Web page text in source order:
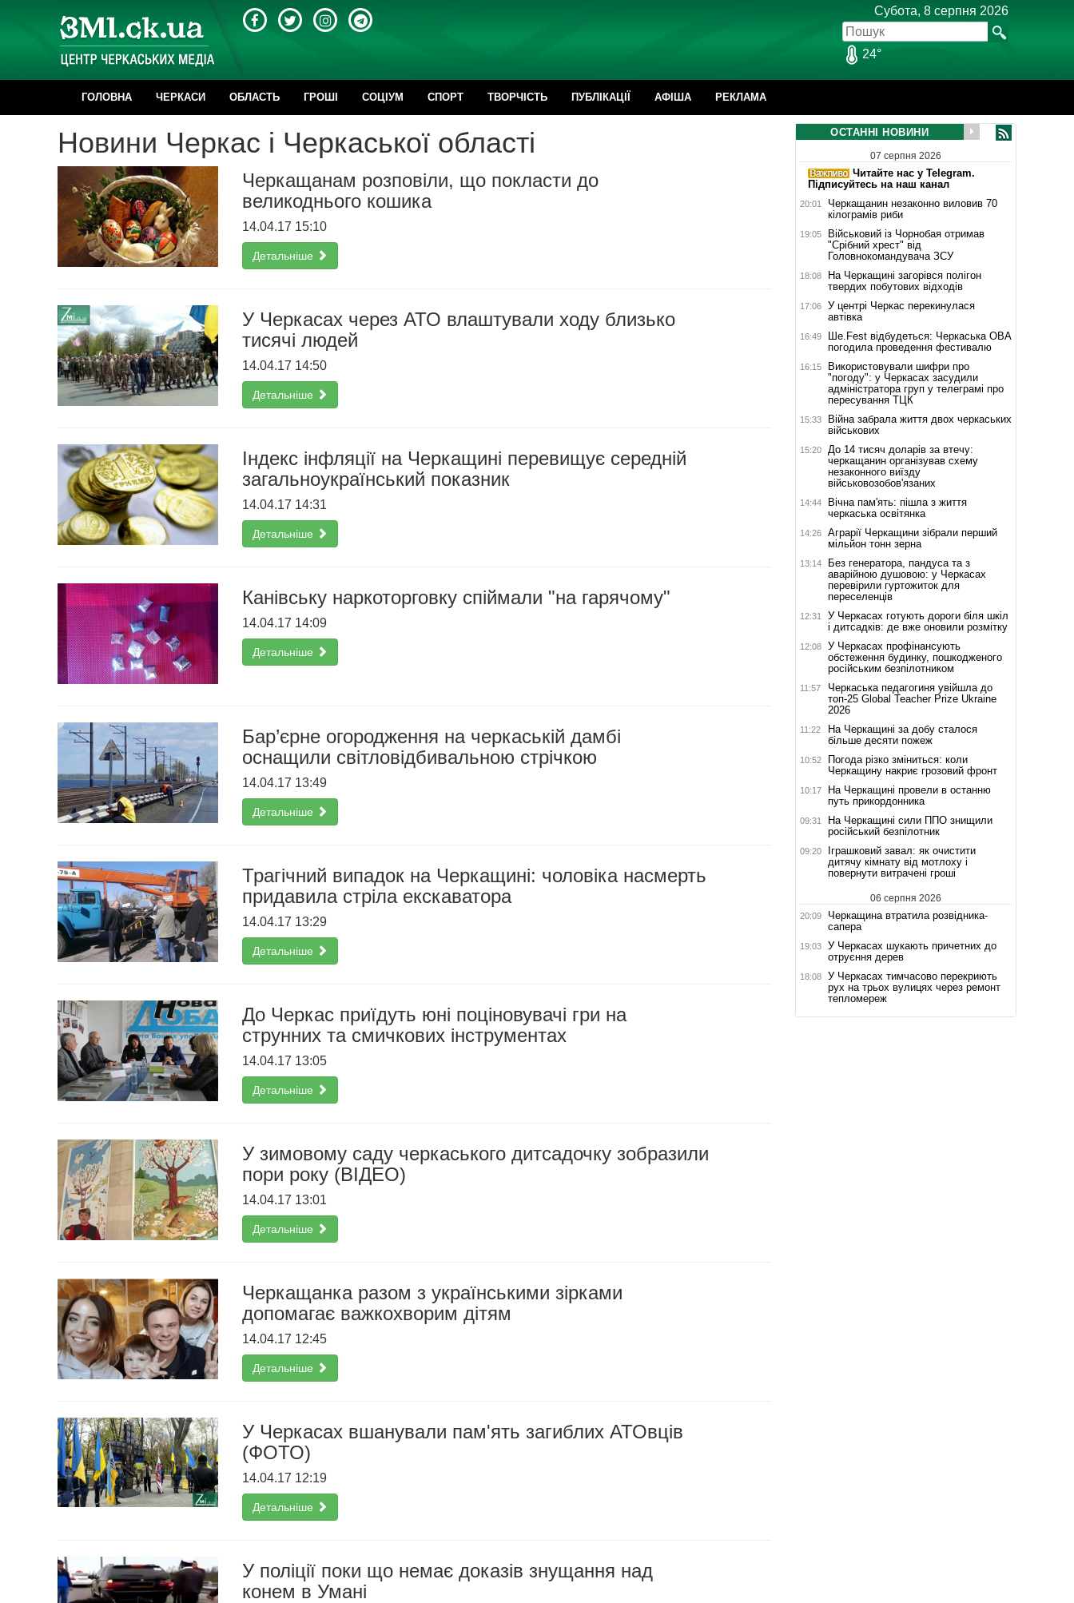
Субота, 8 серпня 2026
24°
ГОЛОВНА ЧЕРКАСИ ОБЛАСТЬ ГРОШІ CОЦІУМ СПОРТ ТВОРЧІСТЬ ПУБЛІКАЦІЇ АФІША РЕКЛАМА
Новини Черкас і Черкаської області
Черкащанам розповіли, що покласти до
великоднього кошика
14.04.17 15:10
Детальніше
У Черкасах через АТО влаштували ходу близько
тисячі людей
14.04.17 14:50
Детальніше
Індекс інфляції на Черкащині перевищує середній
загальноукраїнський показник
14.04.17 14:31
Детальніше
Канівську наркоторговку спіймали "на гарячому"
14.04.17 14:09
Детальніше
Бар’єрне огородження на черкаській дамбі
оснащили світловідбивальною стрічкою
14.04.17 13:49
Детальніше
Трагічний випадок на Черкащині: чоловіка насмерть
придавила стріла екскаватора
14.04.17 13:29
Детальніше
До Черкас приїдуть юні поціновувачі гри на
струнних та смичкових інструментах
14.04.17 13:05
Детальніше
У зимовому саду черкаського дитсадочку зобразили
пори року (ВІДЕО)
14.04.17 13:01
Детальніше
Черкащанка разом з українськими зірками
допомагає важкохворим дітям
14.04.17 12:45
Детальніше
У Черкасах вшанували пам'ять загиблих АТОвців
(ФОТО)
14.04.17 12:19
Детальніше
У поліції поки що немає доказів знущання над
конем в Умані
ОСТАННІ НОВИНИ
07 серпня 2026
Читайте нас у Telegram.
Підписуйтесь на наш канал
20:01
Черкащанин незаконно виловив 70
кілограмів риби
19:05
Військовий із Чорнобая отримав
"Срібний хрест" від
Головнокомандувача ЗСУ
18:08
На Черкащині загорівся полігон
твердих побутових відходів
17:06
У центрі Черкас перекинулася
автівка
16:49
Ше.Fest відбудеться: Черкаська ОВА
погодила проведення фестивалю
16:15
Використовували шифри про
"погоду": у Черкасах засудили
адміністратора груп у телеграмі про
пересування ТЦК
15:33
Війна забрала життя двох черкаських
військових
15:20
До 14 тисяч доларів за втечу:
черкащанин організував схему
незаконного виїзду
військовозобов'язаних
14:44
Вічна пам'ять: пішла з життя
черкаська освітянка
14:26
Аграрії Черкащини зібрали перший
мільйон тонн зерна
13:14
Без генератора, пандуса та з
аварійною душовою: у Черкасах
перевірили гуртожиток для
переселенців
12:31
У Черкасах готують дороги біля шкіл
і дитсадків: де вже оновили розмітку
12:08
У Черкасах профінансують
обстеження будинку, пошкодженого
російським безпілотником
11:57
Черкаська педагогиня увійшла до
топ-25 Global Teacher Prize Ukraine
2026
11:22
На Черкащині за добу сталося
більше десяти пожеж
10:52
Погода різко зміниться: коли
Черкащину накриє грозовий фронт
10:17
На Черкащині провели в останню
путь прикордонника
09:31
На Черкащині сили ППО знищили
російський безпілотник
09:20
Іграшковий завал: як очистити
дитячу кімнату від мотлоху і
повернути витрачені гроші
06 серпня 2026
20:09
Черкащина втратила розвідника-
сапера
19:03
У Черкасах шукають причетних до
отруєння дерев
18:08
У Черкасах тимчасово перекриють
рух на трьох вулицях через ремонт
тепломереж